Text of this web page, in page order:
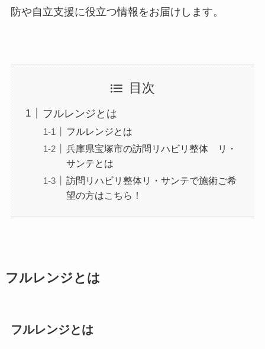
防や自立支援に役立つ情報をお届けします。
目次
フルレンジとは
フルレンジとは
兵庫県宝塚市の訪問リハビリ整体 リ・
サンテとは
訪問リハビリ整体リ・サンテで施術ご希
望の方はこちら！
フルレンジとは
フルレンジとは